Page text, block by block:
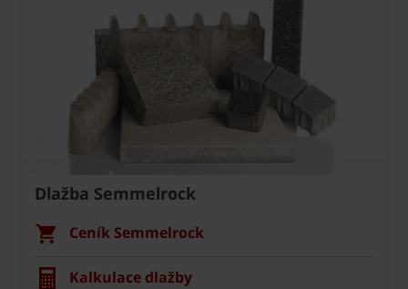
Dlažba Semmelrock
Ceník Semmelrock
Kalkulace dlažby